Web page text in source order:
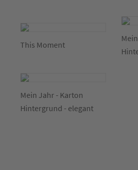
This Moment
Mein Jahr - Karton
Hintergrund - elegant